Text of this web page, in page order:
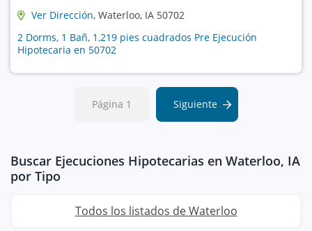
Ver Dirección, Waterloo, IA 50702
2 Dorms, 1 Bañ, 1,219 pies cuadrados Pre Ejecución
Hipotecaria en 50702
Página 1 Siguiente
Buscar Ejecuciones Hipotecarias en Waterloo, IA
por Tipo
Todos los listados de Waterloo